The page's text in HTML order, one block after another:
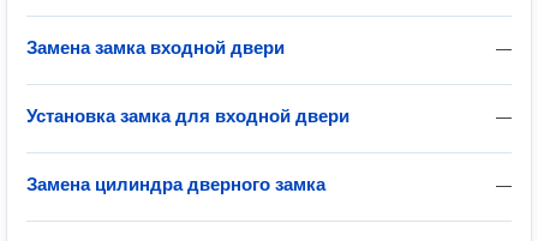
—
Замена замка входной двери
—
Установка замка для входной двери
—
Замена цилиндра дверного замка